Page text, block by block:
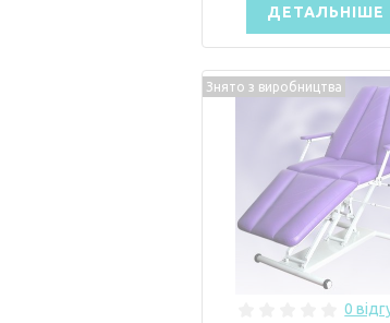
ДЕТАЛЬНІШЕ
Знято з виробництва
0